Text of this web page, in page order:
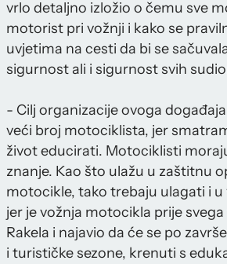
vrlo detaljno izložio o čemu sve
motorist pri vožnji i kako se
uvjetima na cesti da bi se
sigurnost ali i sigurnost svih
- Cilj organizacije ovoga
veći broj motociklista, jer
život educirati. Motociklisti
znanje. Kao što ulažu u zaštitnu
motocikle, tako trebaju ulagati i u
jer je vožnja motocikla prije
Rakela i najavio da će se po
i turističke sezone, krenuti s